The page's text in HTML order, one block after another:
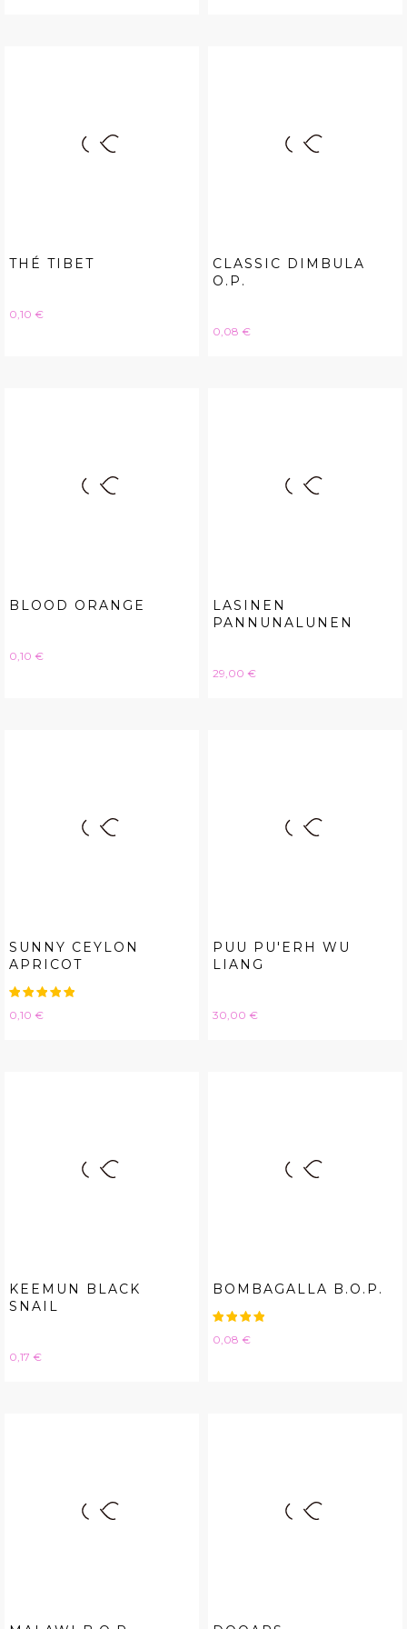
THÉ TIBET
Hinta
0,10 €
CLASSIC DIMBULA
O.P.
Hinta
0,08 €
BLOOD ORANGE
Hinta
0,10 €
LASINEN
PANNUNALUNEN
Hinta
29,00 €
SUNNY CEYLON
APRICOT
Hinta
0,10 €
PUU PU'ERH WU
LIANG
Hinta
30,00 €
KEEMUN BLACK
SNAIL
Hinta
0,17 €
BOMBAGALLA B.O.P.
Hinta
0,08 €